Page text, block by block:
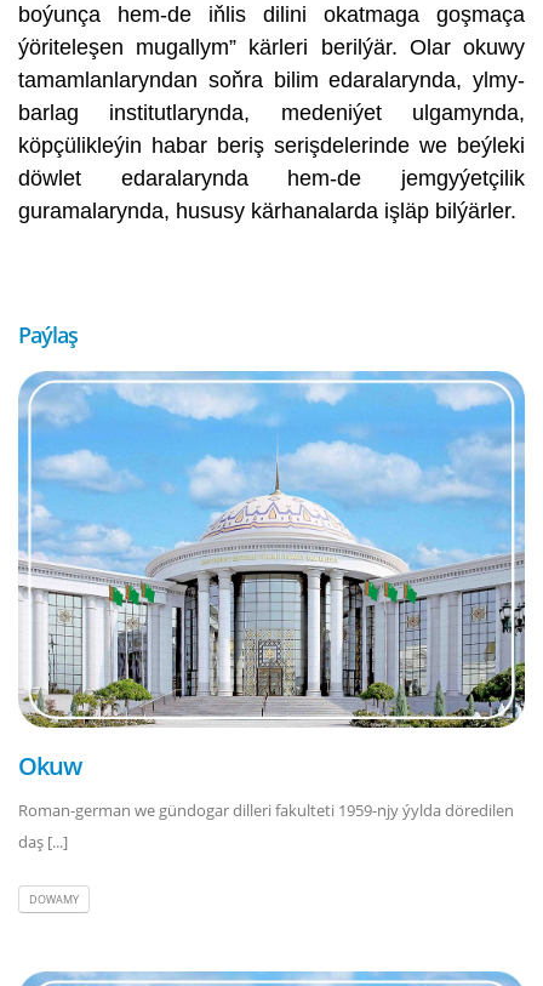
boýunça hem-de iňlis dilini okatmaga goşmaça
ýöriteleşen mugallym” kärleri berilýär. Olar okuwy
tamamlanlaryndan soňra bilim edaralarynda, ylmy-
barlag institutlarynda, medeniýet ulgamynda,
köpçülikleýin habar beriş serişdelerinde we beýleki
döwlet edaralarynda hem-de jemgyýetçilik
guramalarynda, hususy kärhanalarda işläp bilýärler.
Paýlaş
Okuw
Roman-german we gündogar dilleri fakulteti 1959-njy ýylda döredilen
daş [...]
DOWAMY